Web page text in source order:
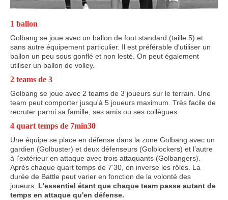
1 ballon
Golbang se joue avec un ballon de foot standard (taille 5) et
sans autre équipement particulier. Il est préférable d'utiliser un
ballon un peu sous gonflé et non lesté. On peut également
utiliser un ballon de volley.
2 teams de 3
Golbang se joue avec 2 teams de 3 joueurs sur le terrain. Une
team peut comporter jusqu'à 5 joueurs maximum. Très facile de
recruter parmi sa famille, ses amis ou ses collègues.
4 quart temps de 7min30
Une équipe se place en défense dans la zone Golbang avec un
gardien (Golbuster) et deux défenseurs (Golblockers) et l’autre
à l’extérieur en attaque avec trois attaquants (Golbangers).
Après chaque quart temps de 7’30, on inverse les rôles. La
durée de Battle peut varier en fonction de la volonté des
joueurs. L'essentiel étant que chaque team passe autant de
temps en attaque qu'en défense.